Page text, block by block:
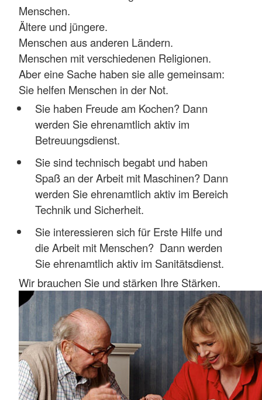
Menschen.
Ältere und jüngere.
Menschen aus anderen Ländern.
Menschen mit verschiedenen Religionen.
Aber eine Sache haben sie alle gemeinsam:
Sie helfen Menschen in der Not.
Sie haben Freude am Kochen? Dann
werden Sie ehrenamtlich aktiv im
Betreuungsdienst.
Sie sind technisch begabt und haben
Spaß an der Arbeit mit Maschinen? Dann
werden Sie ehrenamtlich aktiv im Bereich
Technik und Sicherheit.
Sie interessieren sich für Erste Hilfe und
die Arbeit mit Menschen? Dann werden
Sie ehrenamtlich aktiv im Sanitätsdienst.
Wir brauchen Sie und stärken Ihre Stärken.